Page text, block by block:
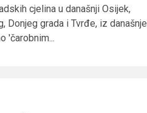
cjelina u današnji Osijek,
Donjeg grada i Tvrđe, iz današnje
'čarobnim...